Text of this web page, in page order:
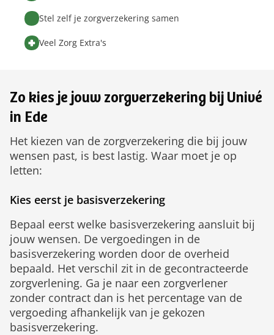
Stel zelf je zorgverzekering samen
Veel Zorg Extra's
Zo kies je jouw zorgverzekering bij Univé
in Ede
Het kiezen van de zorgverzekering die bij jouw
wensen past, is best lastig. Waar moet je op
letten:
Kies eerst je basisverzekering
Bepaal eerst welke basisverzekering aansluit bij
jouw wensen. De vergoedingen in de
basisverzekering worden door de overheid
bepaald. Het verschil zit in de gecontracteerde
zorgverlening. Ga je naar een zorgverlener
zonder contract dan is het percentage van de
vergoeding afhankelijk van je gekozen
basisverzekering.